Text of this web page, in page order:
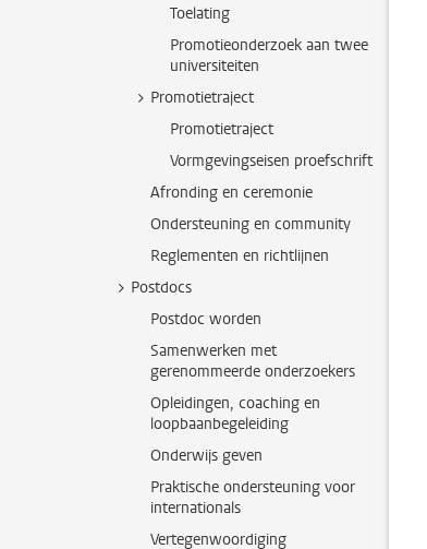
Toelating
Promotieonderzoek aan twee
universiteiten
Promotietraject
Promotietraject
Vormgevingseisen proefschrift
Afronding en ceremonie
Ondersteuning en community
Reglementen en richtlijnen
Postdocs
Postdoc worden
Samenwerken met
gerenommeerde onderzoekers
Opleidingen, coaching en
loopbaanbegeleiding
Onderwijs geven
Praktische ondersteuning voor
internationals
Vertegenwoordiging